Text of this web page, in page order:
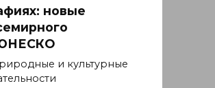
новые
и культурные